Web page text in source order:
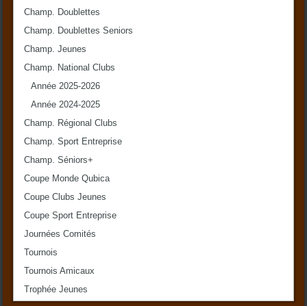
Champ. Doublettes
Champ. Doublettes Seniors
Champ. Jeunes
Champ. National Clubs
Année 2025-2026
Année 2024-2025
Champ. Régional Clubs
Champ. Sport Entreprise
Champ. Séniors+
Coupe Monde Qubica
Coupe Clubs Jeunes
Coupe Sport Entreprise
Journées Comités
Tournois
Tournois Amicaux
Trophée Jeunes